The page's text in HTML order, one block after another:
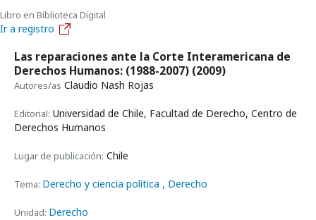
Libro en Biblioteca Digital
Ir a registro
Las reparaciones ante la Corte Interamericana de
Derechos Humanos: (1988-2007) (2009)
Autores/as Claudio Nash Rojas
Editorial: Universidad de Chile, Facultad de Derecho, Centro de
Derechos Humanos
Lugar de publicación: Chile
Tema: Derecho y ciencia política , Derecho
Unidad: Derecho